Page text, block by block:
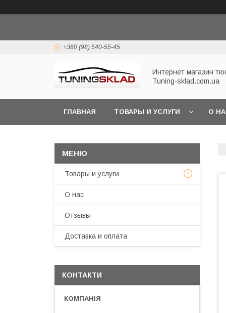
+380 (98) 540-55-45
Интернет магазин
Tuning-sklad.com.ua
ГЛАВНАЯ ТОВАРЫ И УСЛУГИ О
Товары и услуги
О нас
Отзывы
Доставка и оплата
КОНТАКТИ